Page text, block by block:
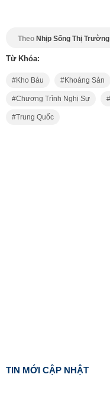
Theo Nhịp Sống Thị Trường
Từ Khóa:
Kho Báu Khoáng Sản
Chương Trình Nghị Sự
Trung Quốc
TIN MỚI CẬP NHẬT